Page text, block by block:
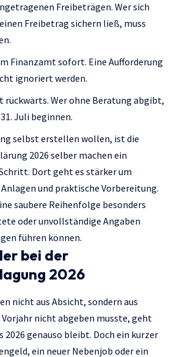
Freibeträgen. Wer sich
Freibetrag sichern ließ, muss
Finanzamt sofort. Eine Aufforderung
ignoriert werden.
rückwärts. Wer ohne Beratung abgibt,
Juli beginnen.
selbst erstellen wollen, ist die
2026 selber machen ein
Dort geht es stärker um
Anlagen und praktische Vorbereitung.
saubere Reihenfolge besonders
oder unvollständige Angaben
führen können.
bei der
2026
nicht aus Absicht, sondern aus
nicht abgeben musste, geht
2026 genauso bleibt. Doch ein kurzer
ein neuer Nebenjob oder ein